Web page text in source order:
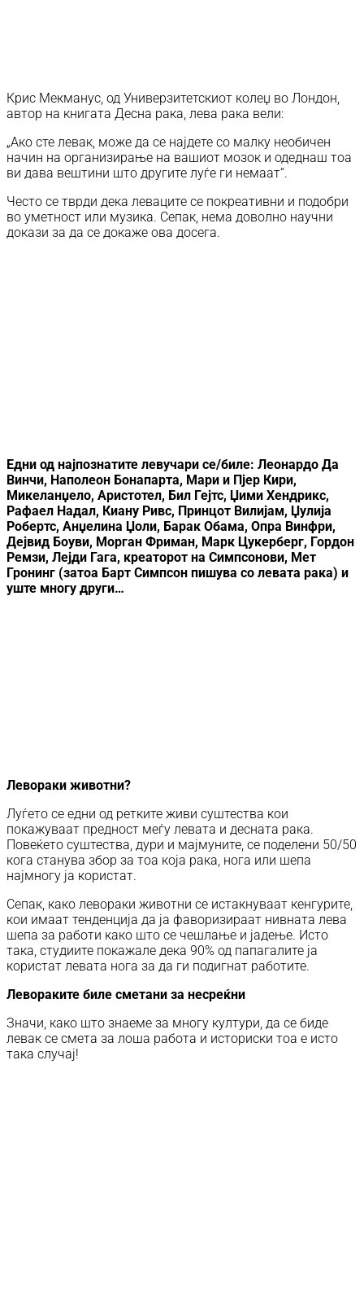
Крис Мекманус, од Универзитетскиот колеџ во Лондон,
автор на книгата Десна рака, лева рака вели:
„Ако сте левак, може да се најдете со малку необичен
начин на организирање на вашиот мозок и одеднаш тоа
ви дава вештини што другите луѓе ги немаат“.
Често се тврди дека леваците се покреативни и подобри
во уметност или музика. Сепак, нема доволно научни
докази за да се докаже ова досега.
Едни од најпознатите левучари се/биле: Леонардо Да
Винчи, Наполеон Бонапарта, Мари и Пјер Кири,
Микеланџело, Аристотел, Бил Гејтс, Џими Хендрикс,
Рафаел Надал, Киану Ривс, Принцот Вилијам, Џулија
Робертс, Анџелина Џоли, Барак Обама, Опра Винфри,
Дејвид Боуви, Морган Фриман, Марк Цукерберг, Гордон
Ремзи, Лејди Гага, креаторот на Симпсонови, Мет
Гронинг (затоа Барт Симпсон пишува со левата рака) и
уште многу други…
Левораки животни?
Луѓето се едни од ретките живи суштества кои
покажуваат предност меѓу левата и десната рака.
Повеќето суштества, дури и мајмуните, се поделени 50/50
кога станува збор за тоа која рака, нога или шепа
најмногу ја користат.
Сепак, како левораки животни се истакнуваат кенгурите,
кои имаат тенденција да ја фаворизираат нивната лева
шепа за работи како што се чешлање и јадење. Исто
така, студиите покажале дека 90% од папагалите ја
користат левата нога за да ги подигнат работите.
Левораките биле сметани за несреќни
Значи, како што знаеме за многу култури, да се биде
левак се смета за лоша работа и историски тоа е исто
така случај!